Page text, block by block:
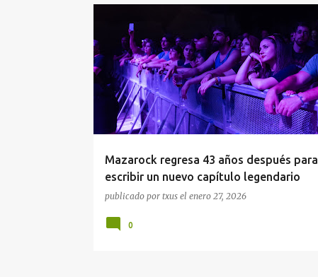
Mazarock regresa 43 años después para
escribir un nuevo capítulo legendario
publicado por txus el enero 27, 2026
#AGENDA AGENDA DE CONCIERTOS
FESTIVALES MAZAROCK MURCIA
0